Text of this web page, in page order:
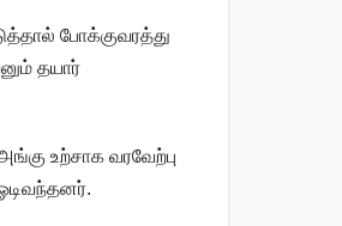
போக்குவரத்து
தயார்
உற்சாக வரவேற்பு